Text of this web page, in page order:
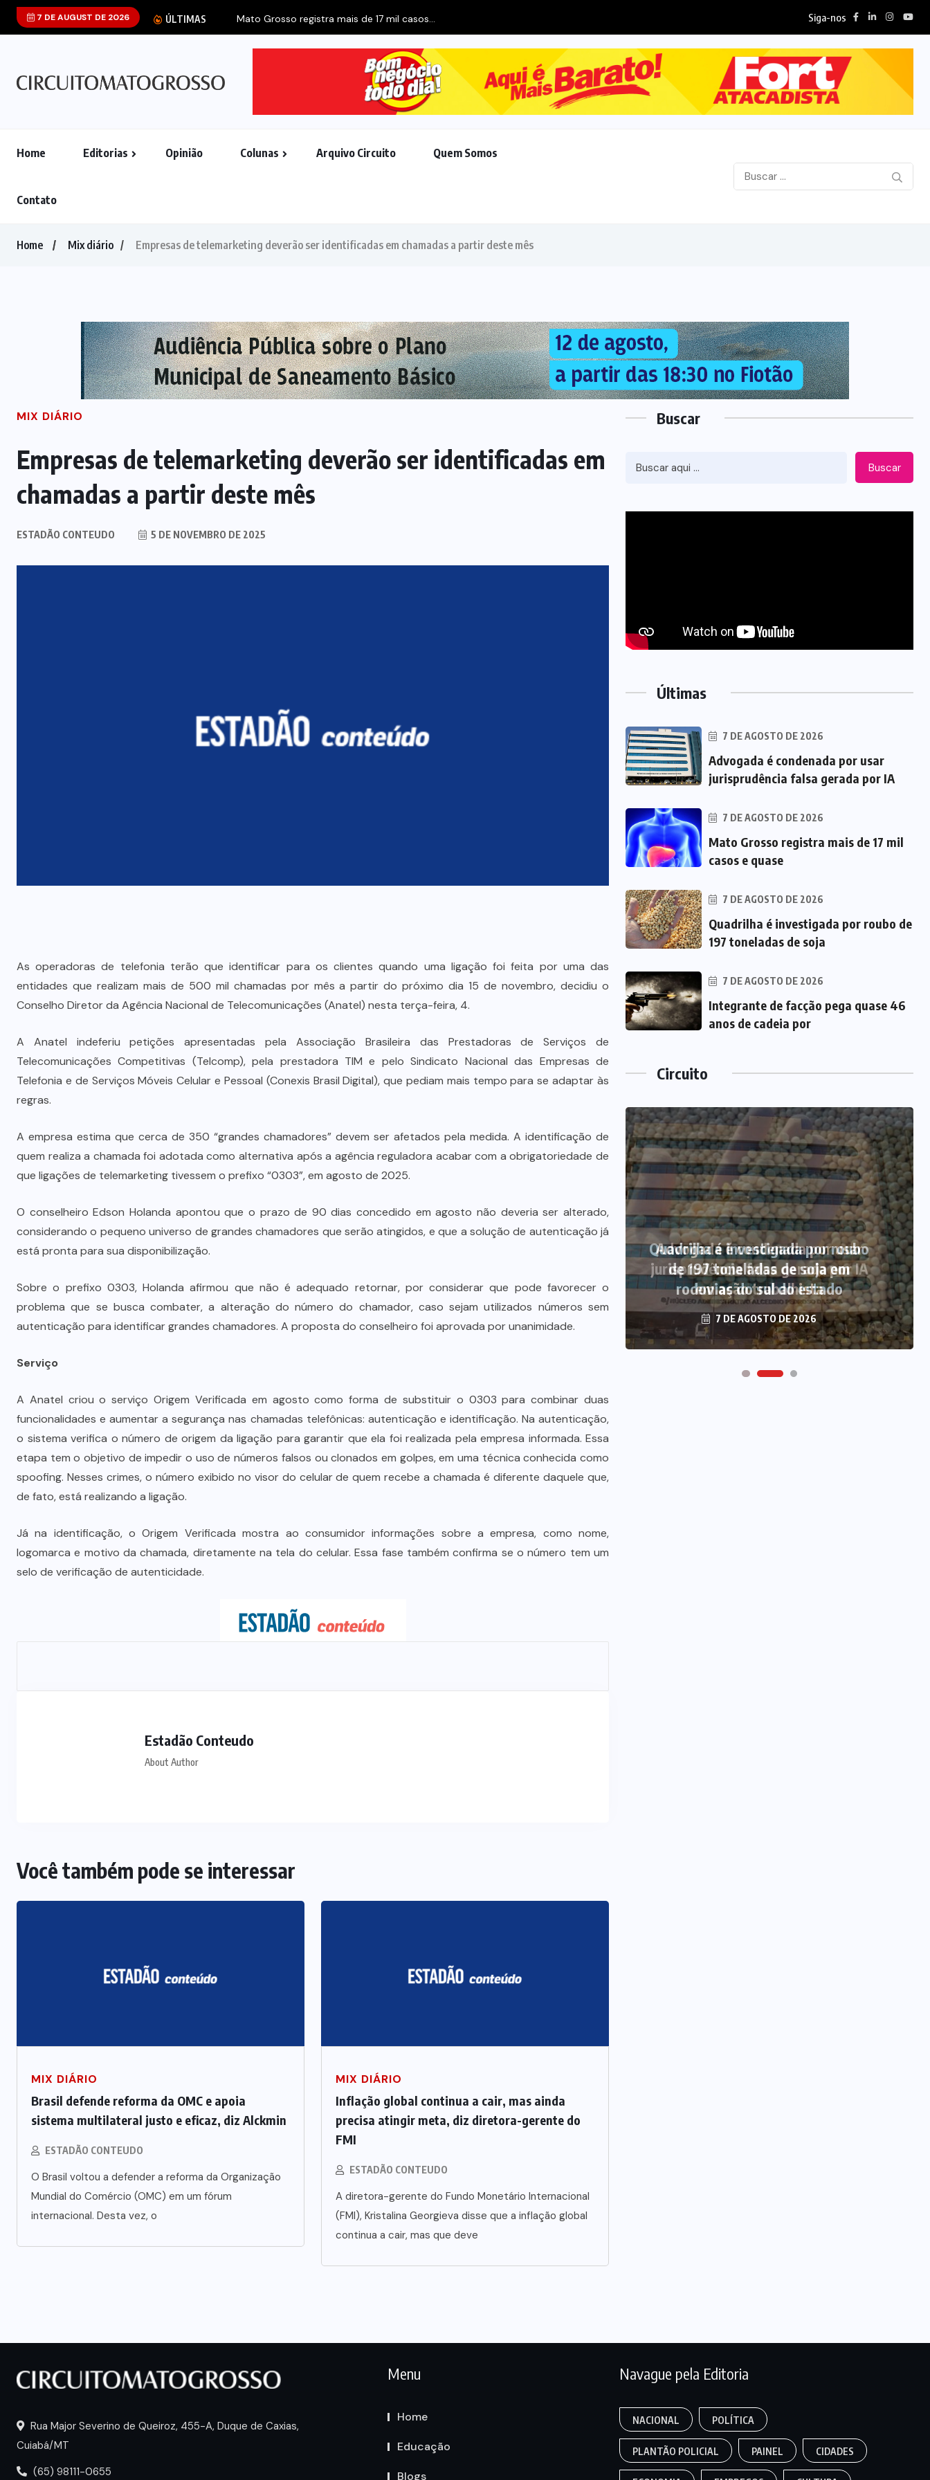
7 DE AUGUST DE 2026 ÚLTIMAS Mato Grosso registra mais de 17 mil casos... Siga-nos
Home Editorias Opinião Colunas Arquivo Circuito Quem Somos
Contato
Home Mix diário Empresas de telemarketing deverão ser identificadas em chamadas a partir deste mês
MIX DIÁRIO
Empresas de telemarketing deverão ser identificadas em
chamadas a partir deste mês
ESTADÃO CONTEUDO 5 DE NOVEMBRO DE 2025
As operadoras de telefonia terão que identificar para os clientes quando uma ligação foi feita por uma das
entidades que realizam mais de 500 mil chamadas por mês a partir do próximo dia 15 de novembro, decidiu o
Conselho Diretor da Agência Nacional de Telecomunicações (Anatel) nesta terça-feira, 4.
A Anatel indeferiu petições apresentadas pela Associação Brasileira das Prestadoras de Serviços de
Telecomunicações Competitivas (Telcomp), pela prestadora TIM e pelo Sindicato Nacional das Empresas de
Telefonia e de Serviços Móveis Celular e Pessoal (Conexis Brasil Digital), que pediam mais tempo para se adaptar às
regras.
A empresa estima que cerca de 350 “grandes chamadores” devem ser afetados pela medida. A identificação de
quem realiza a chamada foi adotada como alternativa após a agência reguladora acabar com a obrigatoriedade de
que ligações de telemarketing tivessem o prefixo “0303”, em agosto de 2025.
O conselheiro Edson Holanda apontou que o prazo de 90 dias concedido em agosto não deveria ser alterado,
considerando o pequeno universo de grandes chamadores que serão atingidos, e que a solução de autenticação já
está pronta para sua disponibilização.
Sobre o prefixo 0303, Holanda afirmou que não é adequado retornar, por considerar que pode favorecer o
problema que se busca combater, a alteração do número do chamador, caso sejam utilizados números sem
autenticação para identificar grandes chamadores. A proposta do conselheiro foi aprovada por unanimidade.
Serviço
A Anatel criou o serviço Origem Verificada em agosto como forma de substituir o 0303 para combinar duas
funcionalidades e aumentar a segurança nas chamadas telefônicas: autenticação e identificação. Na autenticação,
o sistema verifica o número de origem da ligação para garantir que ela foi realizada pela empresa informada. Essa
etapa tem o objetivo de impedir o uso de números falsos ou clonados em golpes, em uma técnica conhecida como
spoofing. Nesses crimes, o número exibido no visor do celular de quem recebe a chamada é diferente daquele que,
de fato, está realizando a ligação.
Já na identificação, o Origem Verificada mostra ao consumidor informações sobre a empresa, como nome,
logomarca e motivo da chamada, diretamente na tela do celular. Essa fase também confirma se o número tem um
selo de verificação de autenticidade.
Estadão Conteudo
About Author
Você também pode se interessar
MIX DIÁRIO
Brasil defende reforma da OMC e apoia
sistema multilateral justo e eficaz, diz Alckmin
ESTADÃO CONTEUDO
O Brasil voltou a defender a reforma da Organização
Mundial do Comércio (OMC) em um fórum
internacional. Desta vez, o
MIX DIÁRIO
Inflação global continua a cair, mas ainda
precisa atingir meta, diz diretora-gerente do
FMI
ESTADÃO CONTEUDO
A diretora-gerente do Fundo Monetário Internacional
(FMI), Kristalina Georgieva disse que a inflação global
continua a cair, mas que deve
Buscar
Buscar
Últimas
7 DE AGOSTO DE 2026
Advogada é condenada por usar
jurisprudência falsa gerada por IA
7 DE AGOSTO DE 2026
Mato Grosso registra mais de 17 mil
casos e quase
7 DE AGOSTO DE 2026
Quadrilha é investigada por roubo de
197 toneladas de soja
7 DE AGOSTO DE 2026
Integrante de facção pega quase 46
anos de cadeia por
Circuito
STJ condena ministro Marco Buzzi
importunação sexual
em ação trabalhista
Quadrilha é investigada por roubo
de 197 toneladas de soja em
rodovias do sul do estado
7 DE AGOSTO DE 2026
Rua Major Severino de Queiroz, 455-A, Duque de Caxias,
Cuiabá/MT
(65) 98111-0655
Menu
Home
Educação
Blogs
Navague pela Editoria
NACIONAL POLÍTICA
PLANTÃO POLICIAL PAINEL CIDADES